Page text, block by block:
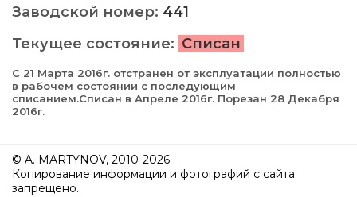
Заводской номер: 441
Текущее состояние: Списан
С 21 Марта 2016г. отстранен от эксплуатации полностью
в рабочем состоянии с последующим
списанием.Списан в Апреле 2016г. Порезан 28 Декабря
2016г.
© A. MARTYNOV, 2010-2026
Копирование информации и фотографий с сайта
запрещено.